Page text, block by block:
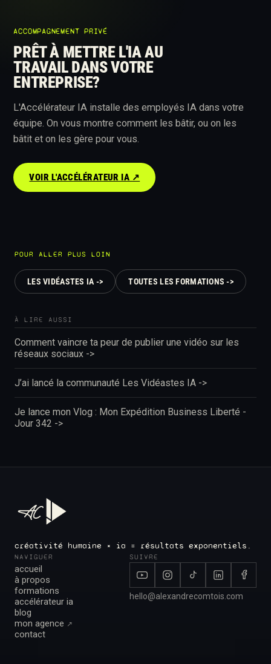
ACCOMPAGNEMENT PRIVÉ
PRÊT À METTRE L'IA AU
TRAVAIL DANS VOTRE
ENTREPRISE?
L'Accélérateur IA installe des employés IA dans votre
équipe. On vous montre comment les bâtir, ou on les
bâtit et on les gère pour vous.
VOIR L'ACCÉLÉRATEUR IA ↗︎
POUR ALLER PLUS LOIN
LES VIDÉASTES IA -> TOUTES LES FORMATIONS ->
À LIRE AUSSI
Comment vaincre ta peur de publier une vidéo sur les
réseaux sociaux ->
J’ai lancé la communauté Les Vidéastes IA ->
Je lance mon Vlog : Mon Expédition Business Liberté -
Jour 342 ->
créativité humaine × ia = résultats exponentiels.
NAVIGUER
accueil
à propos
formations
accélérateur ia
blog
mon agence ↗︎
contact
SUIVRE
hello@alexandrecomtois.com